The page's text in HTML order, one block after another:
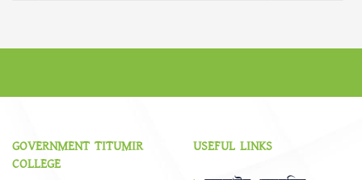
GOVERNMENT TITUMIR
COLLEGE
USEFUL LINKS